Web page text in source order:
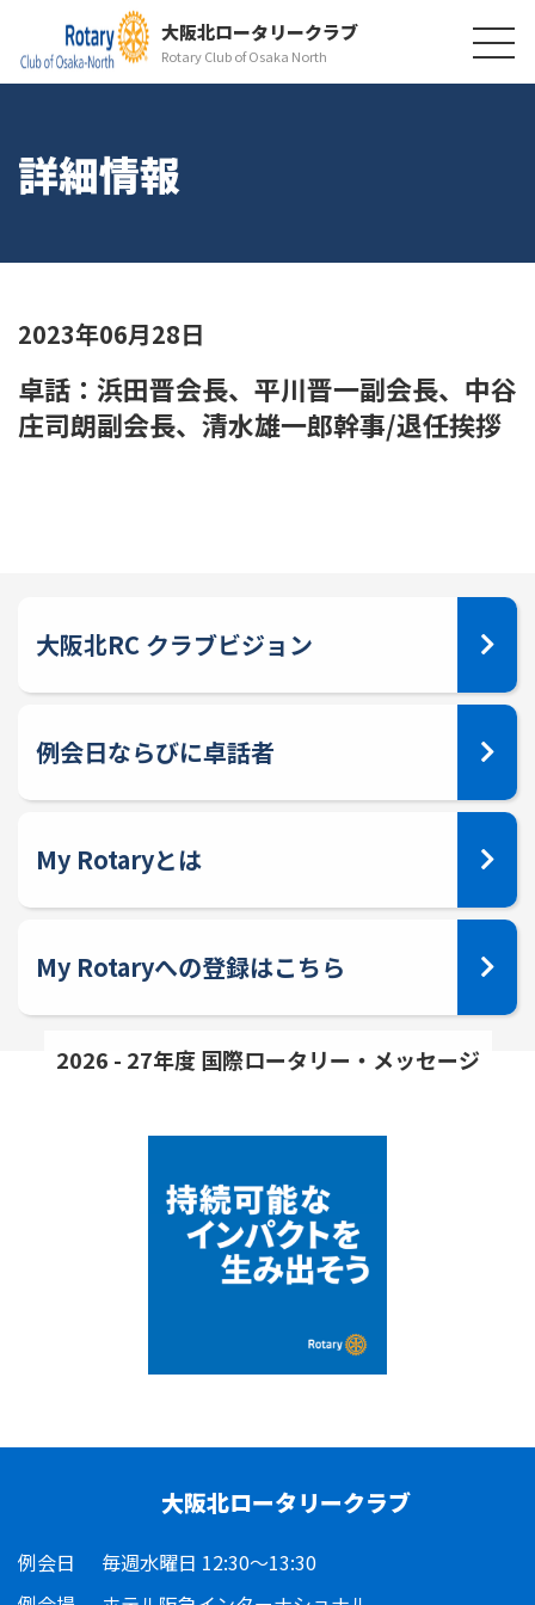
大阪北ロータリークラブ
Rotary Club of Osaka North
詳細情報
2023年06月28日
卓話：浜田晋会長、平川晋一副会長、中谷
庄司朗副会長、清水雄一郎幹事/退任挨拶
大阪北RC クラブビジョン
例会日ならびに卓話者
My Rotaryとは
My Rotaryへの登録はこちら
2026 - 27年度 国際ロータリー・メッセージ
大阪北ロータリークラブ
例会日
毎週水曜日 12:30～13:30